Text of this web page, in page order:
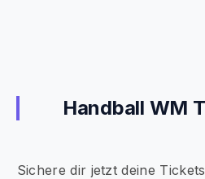
Handball WM
Sichere dir jetzt deine